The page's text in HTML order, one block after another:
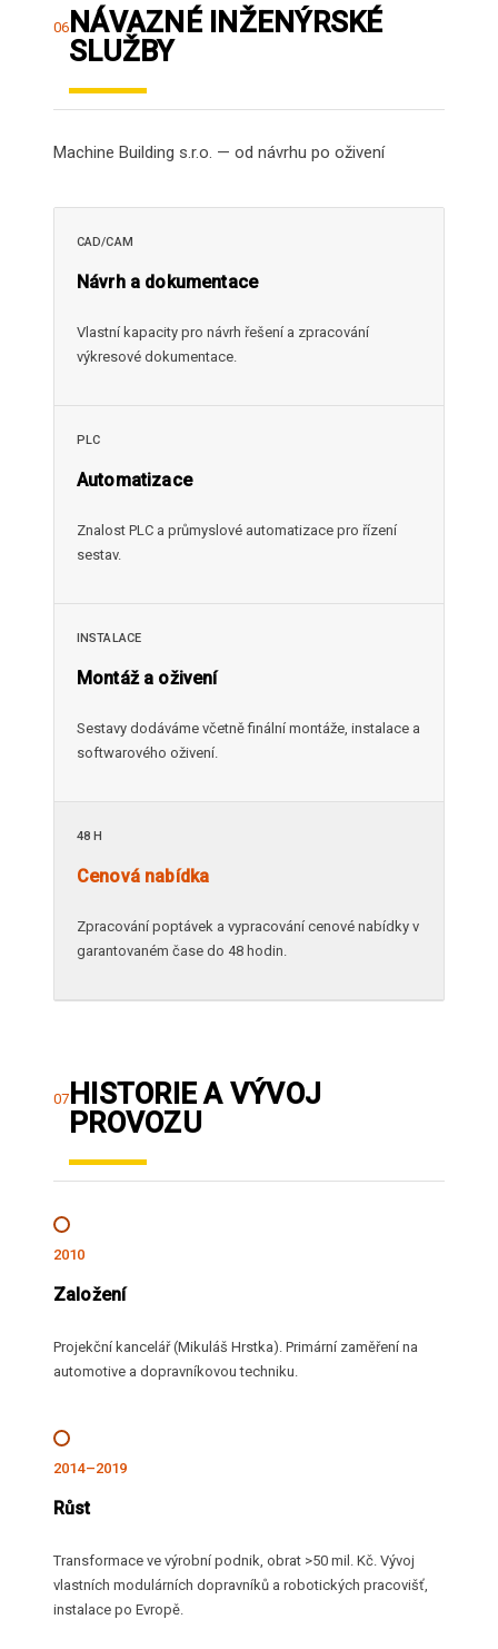
06 NÁVAZNÉ INŽENÝRSKÉ
SLUŽBY
Machine Building s.r.o. — od návrhu po oživení
CAD/CAM
Návrh a dokumentace
Vlastní kapacity pro návrh řešení a zpracování
výkresové dokumentace.
PLC
Automatizace
Znalost PLC a průmyslové automatizace pro řízení
sestav.
INSTALACE
Montáž a oživení
Sestavy dodáváme včetně finální montáže, instalace a
softwarového oživení.
48 H
Cenová nabídka
Zpracování poptávek a vypracování cenové nabídky v
garantovaném čase do 48 hodin.
07 HISTORIE A VÝVOJ
PROVOZU
2010
Založení
Projekční kancelář (Mikuláš Hrstka). Primární zaměření na
automotive a dopravníkovou techniku.
2014–2019
Růst
Transformace ve výrobní podnik, obrat >50 mil. Kč. Vývoj
vlastních modulárních dopravníků a robotických pracovišť,
instalace po Evropě.